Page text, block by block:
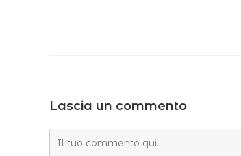
Lascia un commento